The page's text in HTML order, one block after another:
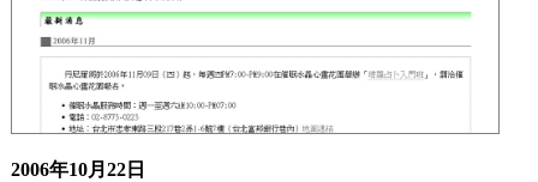
2006年10月22日